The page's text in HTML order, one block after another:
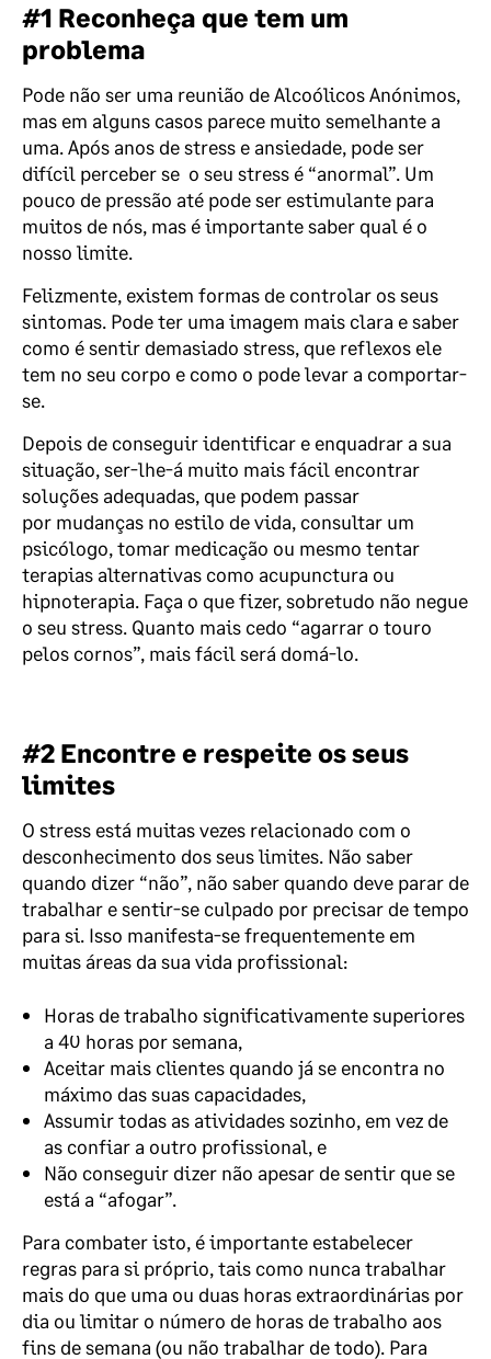
#1 Reconheça que tem um
problema
Pode não ser uma reunião de Alcoólicos Anónimos,
mas em alguns casos parece muito semelhante a
uma. Após anos de stress e ansiedade, pode ser
difícil perceber se o seu stress é “anormal”. Um
pouco de pressão até pode ser estimulante para
muitos de nós, mas é importante saber qual é o
nosso limite.
Felizmente, existem formas de controlar os seus
sintomas. Pode ter uma imagem mais clara e saber
como é sentir demasiado stress, que reflexos ele
tem no seu corpo e como o pode levar a comportar-
se.
Depois de conseguir identificar e enquadrar a sua
situação, ser-lhe-á muito mais fácil encontrar
soluções adequadas, que podem passar
por mudanças no estilo de vida, consultar um
psicólogo, tomar medicação ou mesmo tentar
terapias alternativas como acupunctura ou
hipnoterapia. Faça o que fizer, sobretudo não negue
o seu stress. Quanto mais cedo “agarrar o touro
pelos cornos”, mais fácil será domá-lo.
#2 Encontre e respeite os seus
limites
O stress está muitas vezes relacionado com o
desconhecimento dos seus limites. Não saber
quando dizer “não”, não saber quando deve parar de
trabalhar e sentir-se culpado por precisar de tempo
para si. Isso manifesta-se frequentemente em
muitas áreas da sua vida profissional:
Horas de trabalho significativamente superiores
a 40 horas por semana,
Aceitar mais clientes quando já se encontra no
máximo das suas capacidades,
Assumir todas as atividades sozinho, em vez de
as confiar a outro profissional, e
Não conseguir dizer não apesar de sentir que se
está a “afogar”.
Para combater isto, é importante estabelecer
regras para si próprio, tais como nunca trabalhar
mais do que uma ou duas horas extraordinárias por
dia ou limitar o número de horas de trabalho aos
fins de semana (ou não trabalhar de todo). Para